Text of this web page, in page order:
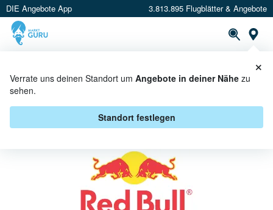
DIE Angebote App 3.813.895 Flugblätter & Angebote
Verrate uns deinen Standort um Angebote in deiner Nähe zu
sehen.
Standort festlegen
×
RED BULL BEI ADEG AKTIV -
ANGEBOTE & AKTIONEN